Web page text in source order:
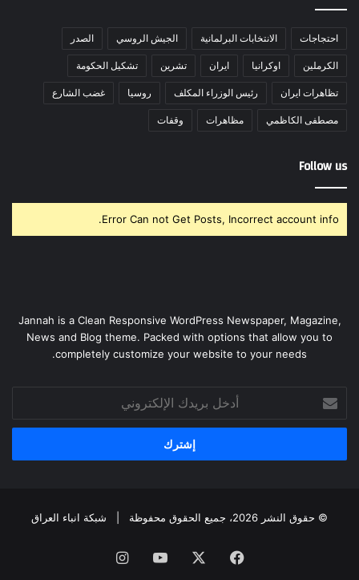
احتجاجات الانتخابات البرلمانية الجيش الروسي الصدر
الكرملين اوكرانيا ايران تشرين تشكيل الحكومة
تظاهرات ايران رئيس الوزراء المكلف روسيا غضب الشارع
مصطفى الكاظمي مظاهرات وقفات
Follow us
Error Can not Get Posts, Incorrect account info.
Jannah is a Clean Responsive WordPress Newspaper, Magazine,
News and Blog theme. Packed with options that allow you to
completely customize your website to your needs.
بريدك
الإلكتروني
© حقوق النشر 2026، جميع الحقوق محفوظة | شبكة انباء العراق
فيسبوك ‫YouTubeانستقرام